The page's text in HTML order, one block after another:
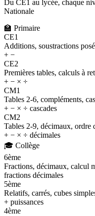
Du CE1 au lycée, chaque
Nationale
🏫 Primaire
CE1
Additions, soustractions
+ −
CE2
Premières tables, calculs à
+ − × ÷
CM1
Tables 2-6, compléments,
+ − × ÷ cascades
CM2
Tables 2-9, décimaux, ordre
+ − × ÷ décimales
🎓 Collège
6ème
Fractions, décimaux, calcul
fractions décimales
5ème
Relatifs, carrés, cubes
+ puissances
4ème